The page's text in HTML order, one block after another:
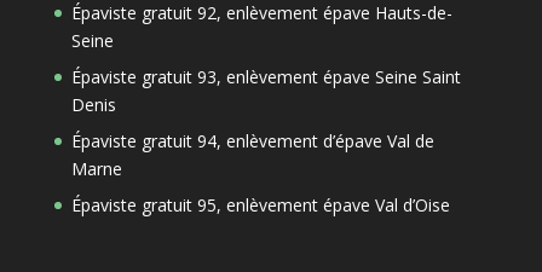
Épaviste gratuit 92, enlèvement épave Hauts-de-
Seine
Épaviste gratuit 93, enlèvement épave Seine Saint
Denis
Épaviste gratuit 94, enlèvement d’épave Val de
Marne
Épaviste gratuit 95, enlèvement épave Val d’Oise